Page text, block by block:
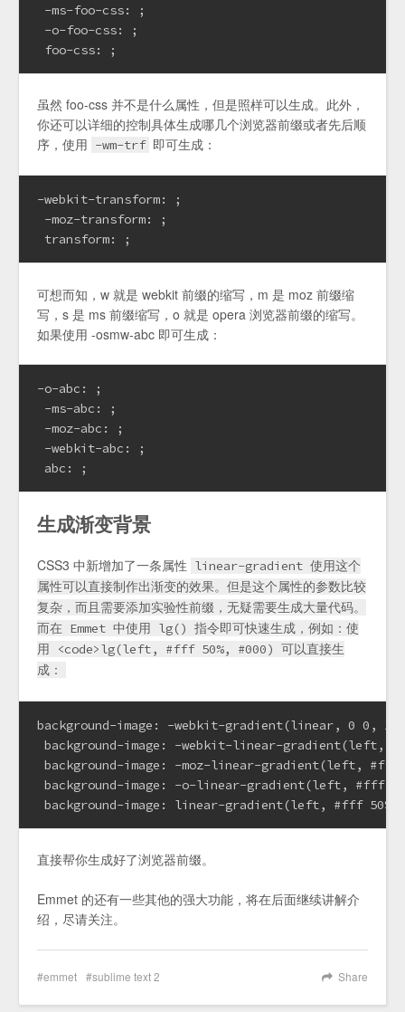
-ms-foo-css: ;
-o-foo-css: ;
foo-css: ;
虽然 foo-css 并不是什么属性，但是照样可以生成。此外，
你还可以详细的控制具体生成哪几个浏览器前缀或者先后顺
序，使用 -wm-trf 即可生成：
-webkit-transform: ;
-moz-transform: ;
transform: ;
可想而知，w 就是 webkit 前缀的缩写，m 是 moz 前缀缩
写，s 是 ms 前缀缩写，o 就是 opera 浏览器前缀的缩写。
如果使用 -osmw-abc 即可生成：
-o-abc: ;
-ms-abc: ;
-moz-abc: ;
-webkit-abc: ;
abc: ;
生成渐变背景
CSS3 中新增加了一条属性 linear-gradient 使用这个
属性可以直接制作出渐变的效果。但是这个属性的参数比较
复杂，而且需要添加实验性前缀，无疑需要生成大量代码。
而在 Emmet 中使用 lg() 指令即可快速生成，例如：使
用 <code>lg(left, #fff 50%, #000) 可以直接生
成：
background-image: -webkit-gradient(linear, 0 0,
background-image: -webkit-linear-gradient(left,
background-image: -moz-linear-gradient(left, #fff
background-image: -o-linear-gradient(left, #fff
background-image: linear-gradient(left, #fff 50%,
直接帮你生成好了浏览器前缀。
Emmet 的还有一些其他的强大功能，将在后面继续讲解介
绍，尽请关注。
Share
emmet sublime text 2